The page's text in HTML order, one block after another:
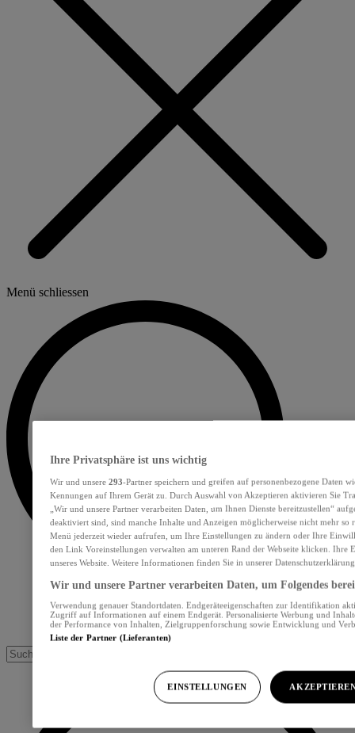
Menü schliessen
Ihre Privatsphäre ist uns wichtig
Wir und unsere 293-Partner speichern und greifen auf personenbezogene Daten
Kennungen auf Ihrem Gerät zu. Durch Auswahl von Akzeptieren aktivieren Sie
„Wir und unsere Partner verarbeiten Daten, um Ihnen Dienste bereitzustellen“
deaktiviert sind, sind manche Inhalte und Anzeigen möglicherweise nicht mehr so
Menü jederzeit wieder aufrufen, um Ihre Einstellungen zu ändern oder Ihre
den Link Voreinstellungen verwalten am unteren Rand der Webseite klicken. Ihre
unseres Website. Weitere Informationen finden Sie in unserer
Wir und unsere Partner verarbeiten Daten, um Folgendes
Verwendung genauer Standortdaten. Endgeräteeigenschaften zur Identifikation
Zugriff auf Informationen auf einem Endgerät. Personalisierte Werbung und
der Performance von Inhalten, Zielgruppenforschung sowie Entwicklung und
Liste der Partner (Lieferanten)
EINSTELLUNGEN